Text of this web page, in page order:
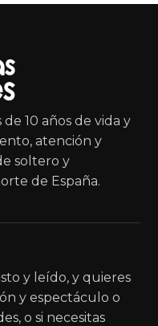
10 años de vida y
atención y
soltero y
de España.
y leído, y quieres
y espectáculo o
o si necesitas